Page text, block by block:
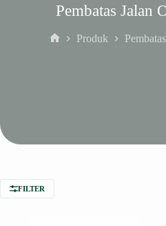
Pembatas Jalan
Produk
FILTER